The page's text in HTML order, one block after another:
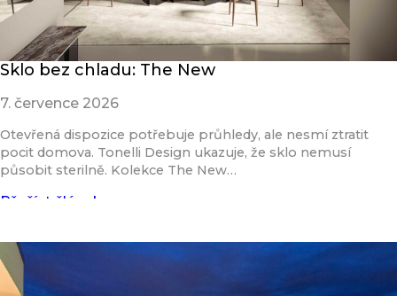
Sklo bez chladu: The New
7. července 2026
Otevřená dispozice potřebuje průhledy, ale nesmí ztratit
pocit domova. Tonelli Design ukazuje, že sklo nemusí
působit sterilně. Kolekce The New…
Přečíst článek